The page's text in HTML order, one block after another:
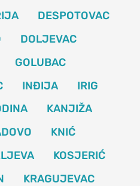
DESPOTOVAC
DOLJEVAC
GOLUBAC
INĐIJA
IRIG
KANJIŽA
KNIĆ
KOSJERIĆ
KRAGUJEVAC